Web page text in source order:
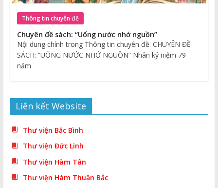
Thông tin chuyên đề
Chuyên đề sách: “Uống nước nhớ nguồn”
Nội dung chính trong Thông tin chuyên đề: CHUYÊN ĐỀ
SÁCH: “UỐNG NƯỚC NHỚ NGUỒN” Nhân kỷ niệm 79
năm
Liên kết Website
Thư viện Bắc Bình
Thư viện Đức Linh
Thư viện Hàm Tân
Thư viện Hàm Thuận Bắc